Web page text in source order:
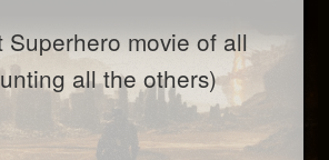
Superhero movie of all
all the others)